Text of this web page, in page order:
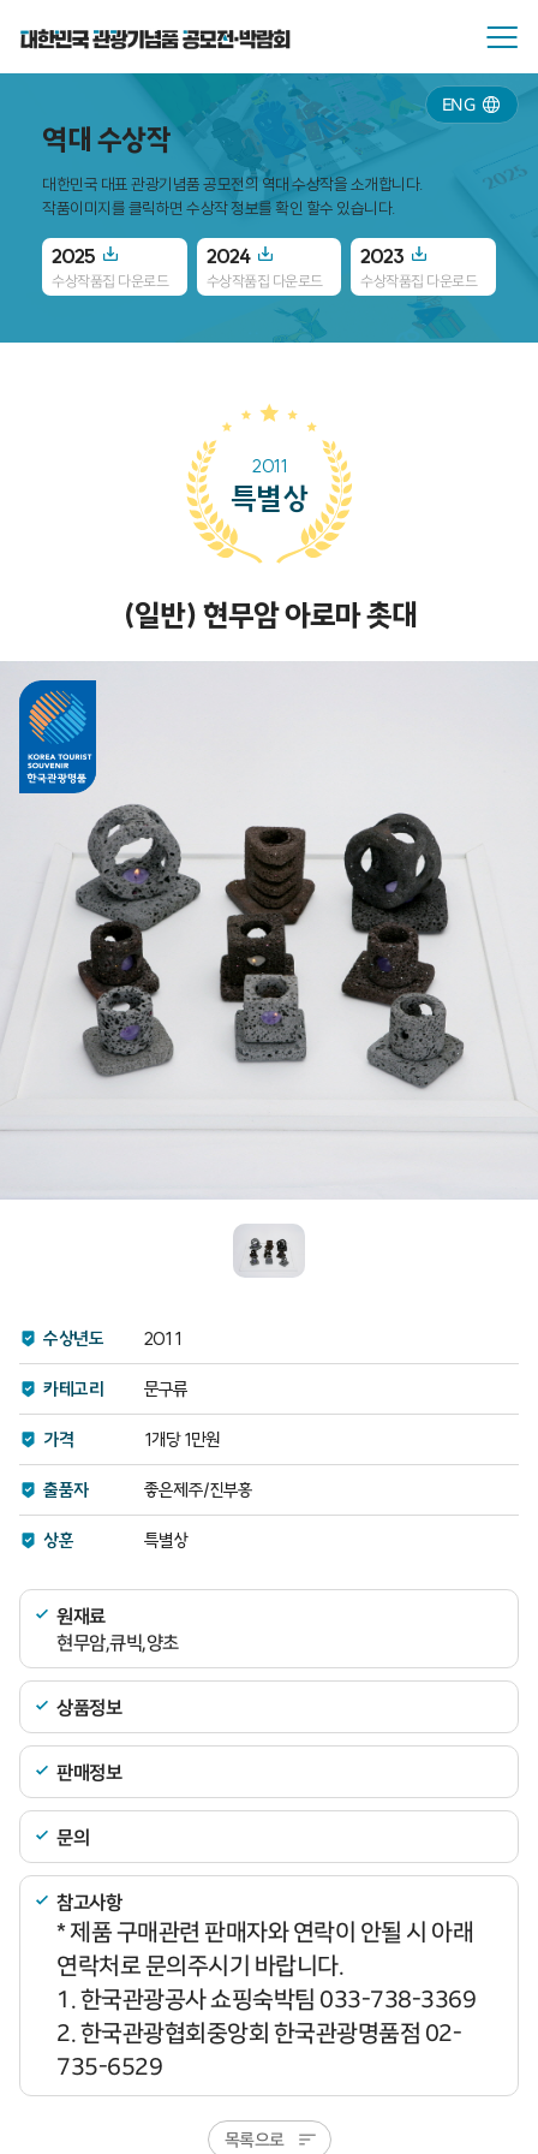
역대 수상작
대한민국 대표 관광기념품 공모전의 역대 수상작을 소개합니다.
작품이미지를 클릭하면 수상작 정보를 확인 할수 있습니다.
2025
수상작품집 다운로드
2024
수상작품집 다운로드
2023
수상작품집 다운로드
ENG
2011
특별상
(일반) 현무암 아로마 촛대
수상년도 2011
카테고리 문구류
가격 1개당 1만원
출품자 좋은제주/진부홍
상훈 특별상
원재료
현무암,큐빅,양초
상품정보
판매정보
문의
참고사항
* 제품 구매관련 판매자와 연락이 안될 시 아래
연락처로 문의주시기 바랍니다.
1. 한국관광공사 쇼핑숙박팀 033-738-3369
2. 한국관광협회중앙회 한국관광명품점 02-
735-6529
목록으로